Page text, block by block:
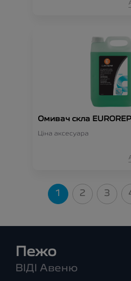
Омивач скла
Ціна аксесуара
1 2 3
Пежо
ВІДІ Авеню